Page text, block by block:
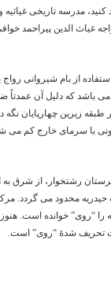
غیاث الدین پیراحمد
از بام شیروانی رواج
باشد که دلیل آن عمدتاً
طبقه زیرین چهارپایان
با سرمای خارج کم می
مربع، از شمال به شهرستان
حیدریه محدود می گردد.
“روی” خوانده است.
تحریف شدهٔ “روی” است.